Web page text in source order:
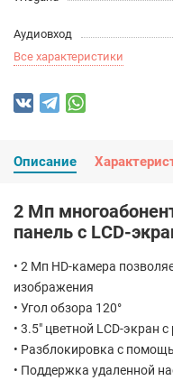
Аудиовход
Все характеристики
Описание
2 Мп
панель c LСD-
• 2 Мп HD-камера
изображения
• Угол обзора 120°
• 3.5″ цветной LCD-экран
• Разблокировка с
• Поддержка удаленной